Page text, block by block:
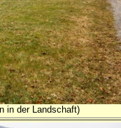
in der Landschaft)